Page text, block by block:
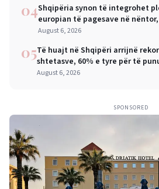
04Shqipëria synon të integrohet
europian të pagesave në
mëdha për qytetarët dhe bizneset
August 6, 2026
05Të huajt në Shqipëri arrijnë
shtetasve, 60% e tyre për të
August 6, 2026
SPONSORED